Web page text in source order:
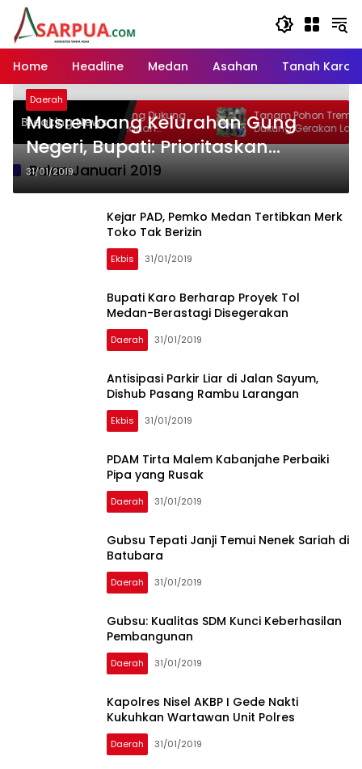
Langsung
konten
Home
Headline Medan Asahan Tanah Karo
Breaking News
Dukung
Tanam Pohon Trembesi, Pemkab Karo
Dukung Gerakan Langit Biru
Bulan:Januari 2019
Daerah
Musrenbang Kelurahan Gung
Negeri, Bupati: Prioritaskan
Kebersihan dan Drainase
31/01/2019
Kejar PAD, Pemko Medan Tertibkan Merk
Toko Tak Berizin
Ekbis 31/01/2019
Bupati Karo Berharap Proyek Tol
Medan-Berastagi Disegerakan
Daerah 31/01/2019
Antisipasi Parkir Liar di Jalan Sayum,
Dishub Pasang Rambu Larangan
Ekbis 31/01/2019
PDAM Tirta Malem Kabanjahe Perbaiki
Pipa yang Rusak
Daerah 31/01/2019
Gubsu Tepati Janji Temui Nenek Sariah di
Batubara
Daerah 31/01/2019
Gubsu: Kualitas SDM Kunci Keberhasilan
Pembangunan
Daerah 31/01/2019
Kapolres Nisel AKBP I Gede Nakti
Kukuhkan Wartawan Unit Polres
Daerah 31/01/2019